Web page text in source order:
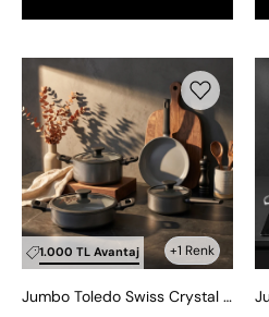
+1 Renk
1.000 TL Avantaj
Toledo
Swiss
Crystal
Grey
İndüksiyon
Tabanlı
Tencere
7
Jumbo Toledo Swiss Crystal Grey İndüksiyon Tabanlı Tencere Seti 7 Parça